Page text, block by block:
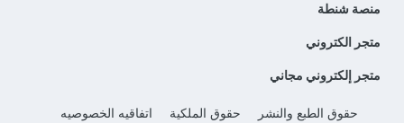
منصة شنطة
متجر الكتروني
متجر إلكتروني مجاني
حقوق الطبع والنشر حقوق الملكية
اتفاقيه الخصوصيه